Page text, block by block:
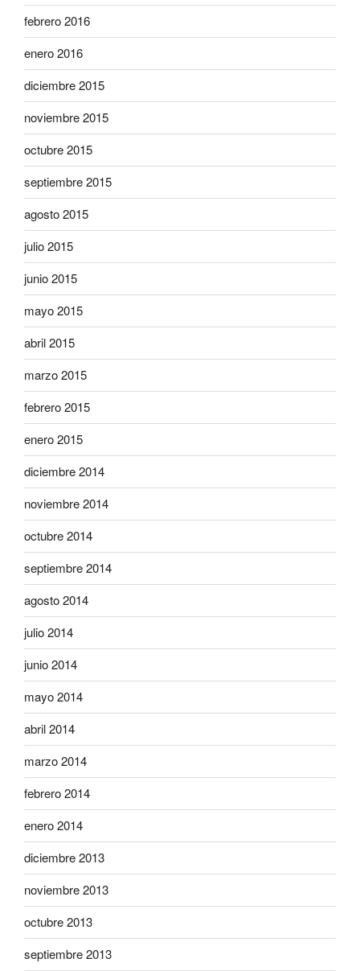
febrero 2016
enero 2016
diciembre 2015
noviembre 2015
octubre 2015
septiembre 2015
agosto 2015
julio 2015
junio 2015
mayo 2015
abril 2015
marzo 2015
febrero 2015
enero 2015
diciembre 2014
noviembre 2014
octubre 2014
septiembre 2014
agosto 2014
julio 2014
junio 2014
mayo 2014
abril 2014
marzo 2014
febrero 2014
enero 2014
diciembre 2013
noviembre 2013
octubre 2013
septiembre 2013